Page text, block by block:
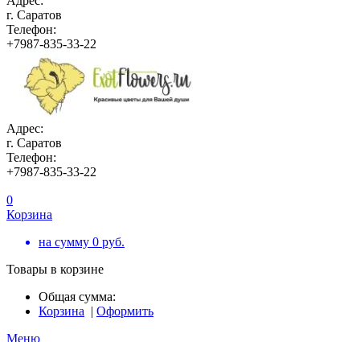
г. Саратов
Телефон:
+7987-835-33-22
Адрес:
г. Саратов
Телефон:
+7987-835-33-22
0
Корзина
на сумму 0 руб.
Товары в корзине
Общая сумма:
Корзина | Оформить
Меню